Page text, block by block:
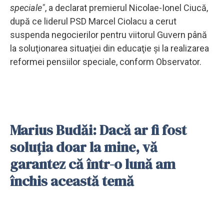
speciale", a declarat premierul Nicolae-Ionel Ciucă,
după ce liderul PSD Marcel Ciolacu a cerut
suspenda negocierilor pentru viitorul Guvern până
la soluţionarea situaţiei din educaţie şi la realizarea
reformei pensiilor speciale, conform Observator.
Marius Budăi: Dacă ar fi fost
soluţia doar la mine, vă
garantez că într-o lună am
închis această temă